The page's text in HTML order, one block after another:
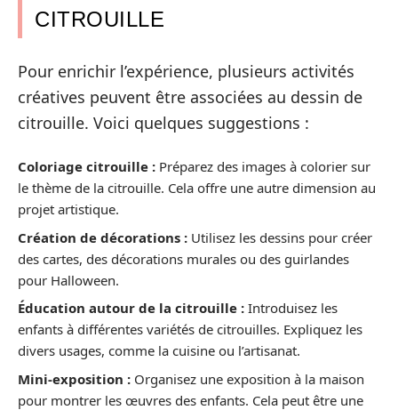
CITROUILLE
Pour enrichir l’expérience, plusieurs activités
créatives peuvent être associées au dessin de
citrouille. Voici quelques suggestions :
Coloriage citrouille : Préparez des images à colorier sur
le thème de la citrouille. Cela offre une autre dimension au
projet artistique.
Création de décorations : Utilisez les dessins pour créer
des cartes, des décorations murales ou des guirlandes
pour Halloween.
Éducation autour de la citrouille : Introduisez les
enfants à différentes variétés de citrouilles. Expliquez les
divers usages, comme la cuisine ou l’artisanat.
Mini-exposition : Organisez une exposition à la maison
pour montrer les œuvres des enfants. Cela peut être une